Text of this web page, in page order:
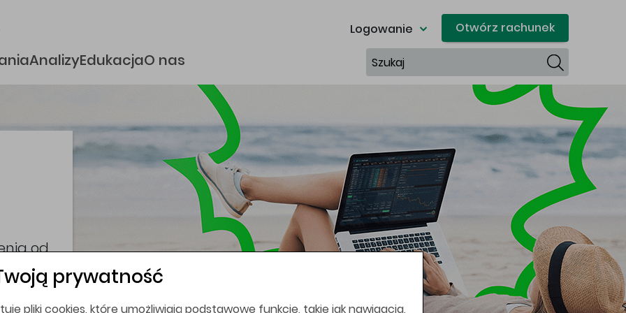
Logowanie Otwórz rachunek
AnalizyEdukacjaO nas Szukaj
prywatność
pliki cookies, które umożliwiają podstawowe funkcje, takie jak nawigacja,